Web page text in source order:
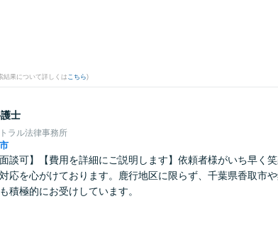
結果について詳しくはこちら)
士
ラル法律事務所
面談可】【費用を詳細にご説明します】依頼者様がいち早く
応を心がけております。鹿行地区に限らず、千葉県香取市
積極的にお受けしています。